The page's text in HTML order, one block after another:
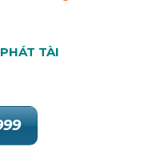
TÀI